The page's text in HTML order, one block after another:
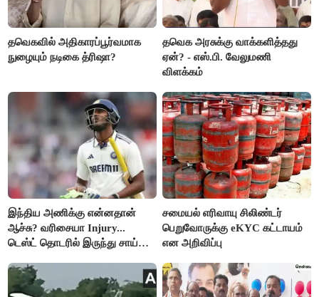
தவெகவில் அதிகாரப்பூர்வமாக
நுழையும் நடிகை த்ரிஷா?
தவெக அரசுக்கு வாக்களித்தது
ஏன்? - எஸ்.பி. வேலுமணி
விளக்கம்
இந்திய அணிக்கு என்னதான்
ஆச்சு? வரிசையா Injury...
டெஸ்ட் தொடரில் இருந்து சாய்
சமையல் எரிவாயு சிலிண்டர்
பெறுவோருக்கு eKYC கட்டாயம்
என அறிவிப்பு